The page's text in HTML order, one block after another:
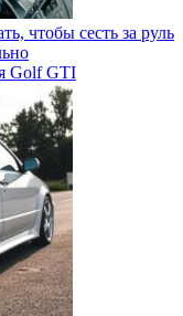
чтобы сесть за руль
Golf GTI